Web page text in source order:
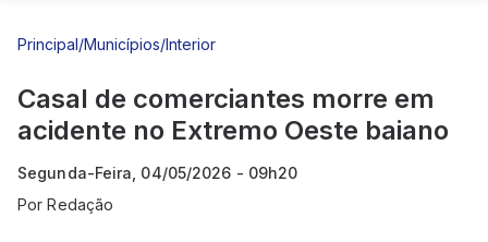
Principal/Municípios/Interior
Casal de comerciantes morre em
acidente no Extremo Oeste baiano
Segunda-Feira, 04/05/2026 - 09h20
PorRedação